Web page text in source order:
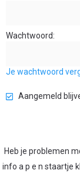
Wachtwoord
Je wachtwoord
Aangemeld
Heb je problemen
info a p e n staartje